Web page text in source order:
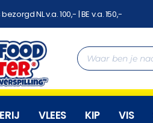
NL v.a. 100,- | BE v.a. 150,-
VLEES KIP VIS